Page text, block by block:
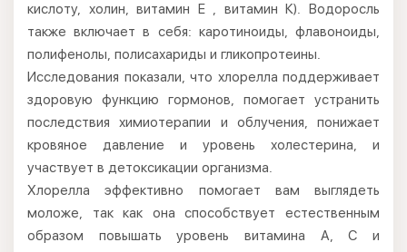
кислоту, холин, витамин Е , витамин К). Водоросль
также включает в себя: каротиноиды, флавоноиды,
полифенолы, полисахариды и гликопротеины.
Исследования показали, что хлорелла поддерживает
здоровую функцию гормонов, помогает устранить
последствия химиотерапии и облучения, понижает
кровяное давление и уровень холестерина, и
участвует в детоксикации организма.
Хлорелла эффективно помогает вам выглядеть
моложе, так как она способствует естественным
образом повышать уровень витамина А, С и